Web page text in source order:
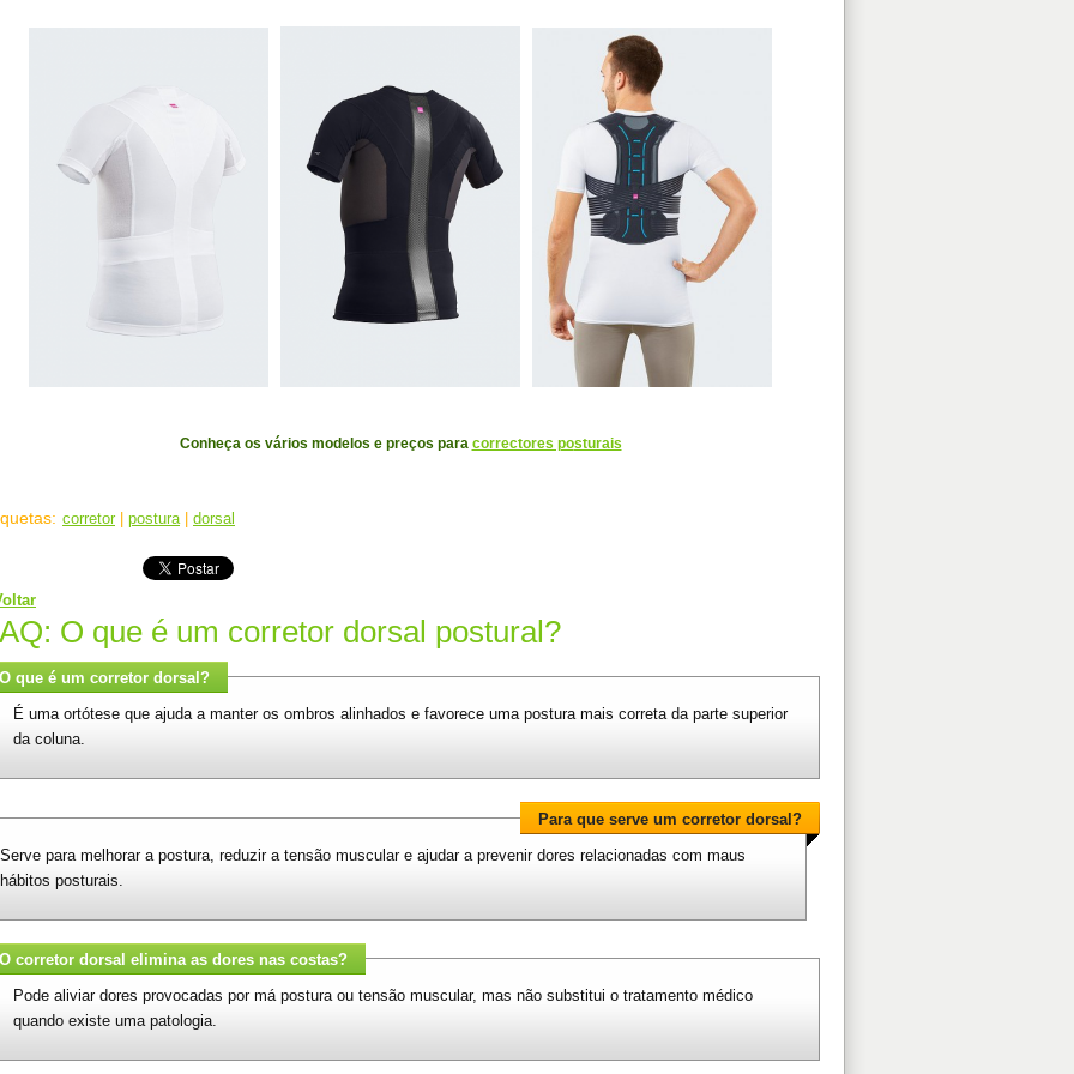
Conheça os vários modelos e preços para correctores posturais
: corretor postura dorsal
O que é um corretor dorsal postural?
O que é um corretor dorsal?
É uma ortótese que ajuda a manter os ombros alinhados e favorece uma postura mais correta da parte superior
da coluna.
Para que serve um corretor dorsal?
Serve para melhorar a postura, reduzir a tensão muscular e ajudar a prevenir dores relacionadas com maus
hábitos posturais.
O corretor dorsal elimina as dores nas costas?
Pode aliviar dores provocadas por má postura ou tensão muscular, mas não substitui o tratamento médico
quando existe uma patologia.